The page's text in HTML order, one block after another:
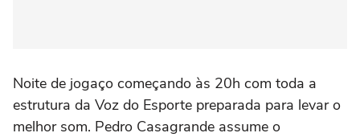
Noite de jogaço começando às 20h com toda a
estrutura da Voz do Esporte preparada para levar o
melhor som. Pedro Casagrande assume o